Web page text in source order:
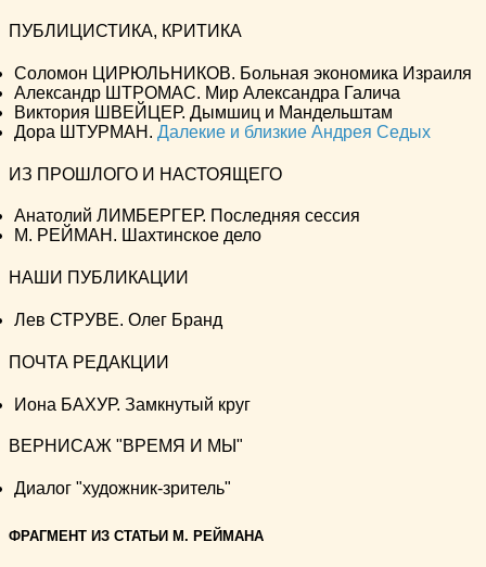
ПУБЛИЦИСТИКА, КРИТИКА
Соломон ЦИРЮЛЬНИКОВ. Больная экономика Израиля
Александр ШТРОМАС. Мир Александра Галича
Виктория ШВЕЙЦЕР. Дымшиц и Мандельштам
Дора ШТУРМАН. Далекие и близкие Андрея Седых
ИЗ ПРОШЛОГО И НАСТОЯЩЕГО
Анатолий ЛИМБЕРГЕР. Последняя сессия
М. РЕЙМАН. Шахтинское дело
НАШИ ПУБЛИКАЦИИ
Лев СТРУВЕ. Олег Бранд
ПОЧТА РЕДАКЦИИ
Иона БАХУР. Замкнутый круг
ВЕРНИСАЖ "ВРЕМЯ И МЫ"
Диалог "художник-зритель"
ФРАГМЕНТ ИЗ СТАТЬИ М. РЕЙМАНА